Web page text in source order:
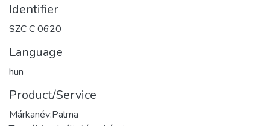
Identifier
SZC C 0620
Language
hun
Product/Service
Márkanév:Palma